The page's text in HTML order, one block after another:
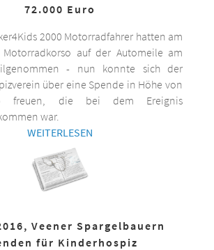
72.000 Euro
2000 Motorradfahrer hatten am
auf der Automeile am
- nun konnte sich der
über eine Spende in Höhe von
freuen, die bei dem Ereignis
war.
WEITERLESEN
Veener Spargelbauern
für Kinderhospiz